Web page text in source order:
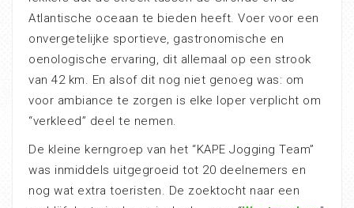
Atlantische oceaan te bieden heeft. Voer voor een
onvergetelijke sportieve, gastronomische en
oenologische ervaring, dit allemaal op een strook
van 42 km. En alsof dit nog niet genoeg was: om
voor ambiance te zorgen is elke loper verplicht om
“verkleed” deel te nemen.
De kleine kerngroep van het “KAPE Jogging Team”
was inmiddels uitgegroeid tot 20 deelnemers en
nog wat extra toeristen. De zoektocht naar een